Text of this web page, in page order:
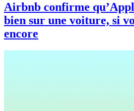
Airbnb confirme
bien sur une voiture, si
encore